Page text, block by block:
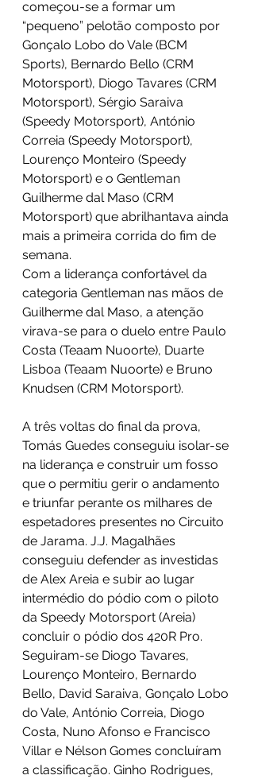
começou-se a formar um
“pequeno” pelotão composto por
Gonçalo Lobo do Vale (BCM
Sports), Bernardo Bello (CRM
Motorsport), Diogo Tavares (CRM
Motorsport), Sérgio Saraiva
(Speedy Motorsport), António
Correia (Speedy Motorsport),
Lourenço Monteiro (Speedy
Motorsport) e o Gentleman
Guilherme dal Maso (CRM
Motorsport) que abrilhantava ainda
mais a primeira corrida do fim de
semana.
Com a liderança confortável da
categoria Gentleman nas mãos de
Guilherme dal Maso, a atenção
virava-se para o duelo entre Paulo
Costa (Teaam Nuoorte), Duarte
Lisboa (Teaam Nuoorte) e Bruno
Knudsen (CRM Motorsport).
A três voltas do final da prova,
Tomás Guedes conseguiu isolar-se
na liderança e construir um fosso
que o permitiu gerir o andamento
e triunfar perante os milhares de
espetadores presentes no Circuito
de Jarama. J.J. Magalhães
conseguiu defender as investidas
de Alex Areia e subir ao lugar
intermédio do pódio com o piloto
da Speedy Motorsport (Areia)
concluir o pódio dos 420R Pro.
Seguiram-se Diogo Tavares,
Lourenço Monteiro, Bernardo
Bello, David Saraiva, Gonçalo Lobo
do Vale, António Correia, Diogo
Costa, Nuno Afonso e Francisco
Villar e Nélson Gomes concluíram
a classificação. Ginho Rodrigues,